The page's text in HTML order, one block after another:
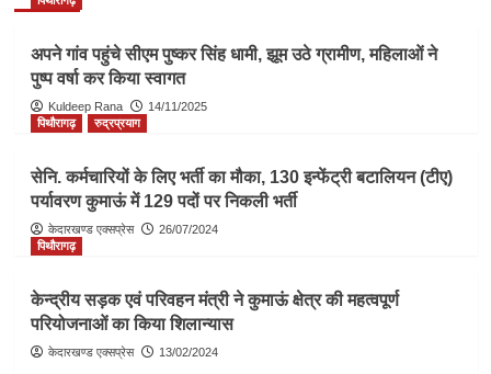
अपने गांव पहुंचे सीएम पुष्कर सिंह धामी, झूम उठे ग्रामीण, महिलाओं ने
पुष्प वर्षा कर किया स्वागत
Kuldeep Rana
14/11/2025
पिथौरागढ़
रुद्रप्रयाग
सेनि. कर्मचारियों के लिए भर्ती का मौका, 130 इन्फेंट्री बटालियन (टीए)
पर्यावरण कुमाऊं में 129 पदों पर निकली भर्ती
केदारखण्ड एक्सप्रेस
26/07/2024
पिथौरागढ़
केन्द्रीय सड़क एवं परिवहन मंत्री ने कुमाऊं क्षेत्र की महत्वपूर्ण
परियोजनाओं का किया शिलान्यास
केदारखण्ड एक्सप्रेस 13/02/2024